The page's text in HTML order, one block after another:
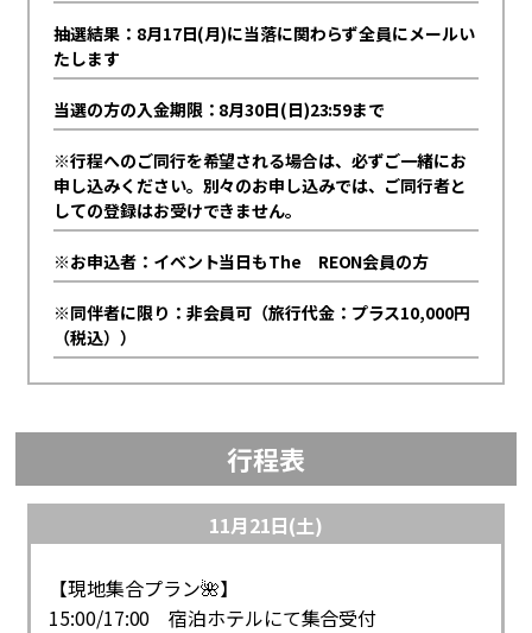
抽選結果：8月17日(月)に当落に関わらず全員にメールい
たします
当選の方の入金期限：8月30日(日)23:59まで
※行程へのご同行を希望される場合は、必ずご一緒にお
申し込みください。別々のお申し込みでは、ご同行者と
しての登録はお受けできません。
※お申込者：イベント当日もThe REON会員の方
※同伴者に限り：非会員可（旅行代金：プラス10,000円
（税込））
行程表
11月21日(土)
【現地集合プラン🌺】
15:00/17:00 宿泊ホテルにて集合受付